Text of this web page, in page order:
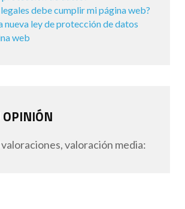
debe cumplir mi página web?
nueva ley de protección de datos
web
valoraciones, valoración media: